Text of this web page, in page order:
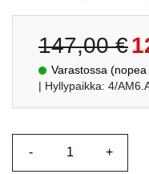
perustuen
asiakkaan
147,00€
Alkuperäinen
hinta
oli:
147,00 €.
Nykyinen
hinta
on:
125,00 €.
Varastossa
| Hyllypaikka: 4/